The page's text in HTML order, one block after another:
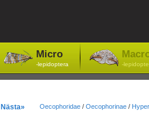
Micro
-lepidoptera -
Oecophoridae/ Oecophorinae/
Nästa»